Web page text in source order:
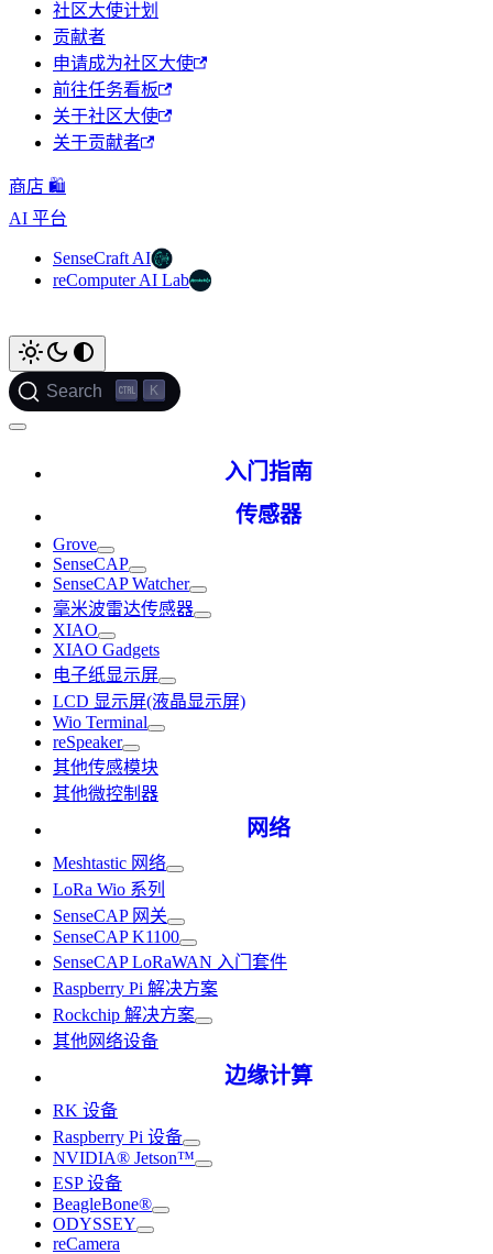
社区大使计划
贡献者
申请成为社区大使
前往任务看板
关于社区大使
关于贡献者
商店 🛍️
AI 平台
SenseCraft AI
reComputer AI Lab
Search K
入门指南
传感器
Grove
SenseCAP
SenseCAP Watcher
毫米波雷达传感器
XIAO
XIAO Gadgets
电子纸显示屏
LCD 显示屏(液晶显示屏)
Wio Terminal
reSpeaker
其他传感模块
其他微控制器
网络
Meshtastic 网络
LoRa Wio 系列
SenseCAP 网关
SenseCAP K1100
SenseCAP LoRaWAN 入门套件
Raspberry Pi 解决方案
Rockchip 解决方案
其他网络设备
边缘计算
RK 设备
Raspberry Pi 设备
NVIDIA® Jetson™
ESP 设备
BeagleBone®
ODYSSEY
reCamera